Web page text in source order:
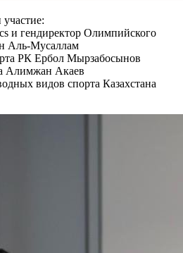
и гендиректор Олимпийского
Аль-Мусаллам
РК Ербол Мырзабосынов
Алимжан Акаев
видов спорта Казахстана